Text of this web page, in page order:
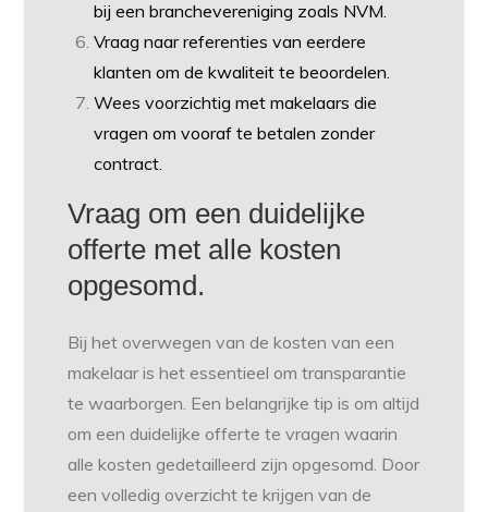
bij een branchevereniging zoals NVM.
Vraag naar referenties van eerdere
klanten om de kwaliteit te beoordelen.
Wees voorzichtig met makelaars die
vragen om vooraf te betalen zonder
contract.
Vraag om een duidelijke
offerte met alle kosten
opgesomd.
Bij het overwegen van de kosten van een
makelaar is het essentieel om transparantie
te waarborgen. Een belangrijke tip is om altijd
om een duidelijke offerte te vragen waarin
alle kosten gedetailleerd zijn opgesomd. Door
een volledig overzicht te krijgen van de